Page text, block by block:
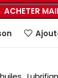
ACHETER